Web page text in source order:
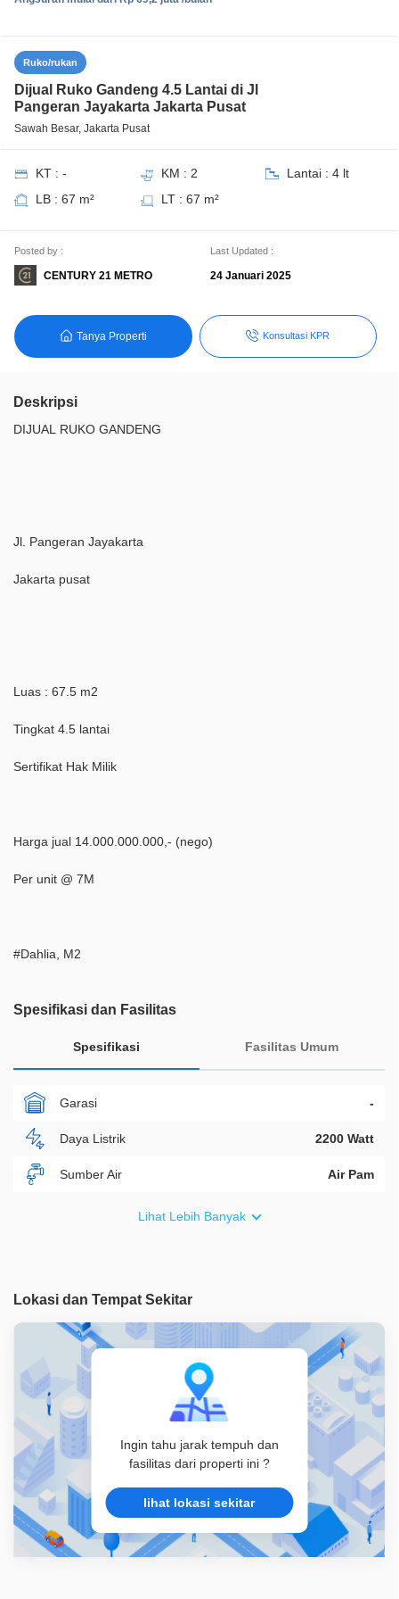
Ruko/rukan
Dijual Ruko Gandeng 4.5 Lantai di Jl
Pangeran Jayakarta Jakarta Pusat
Sawah Besar, Jakarta Pusat
KT : - KM : 2
Lantai : 4 lt
LB : 67 m²
LT : 67 m²
Posted by :
CENTURY 21 METRO
Last Updated :
24 Januari 2025
Tanya Properti Konsultasi KPR
Deskripsi
DIJUAL RUKO GANDENG
Jl. Pangeran Jayakarta
Jakarta pusat
Luas : 67.5 m2
Tingkat 4.5 lantai
Sertifikat Hak Milik
Harga jual 14.000.000.000,- (nego)
Per unit @ 7M
#Dahlia, M2
Spesifikasi dan Fasilitas
Spesifikasi Fasilitas Umum
Garasi -
Daya Listrik 2200 Watt
Sumber Air Air Pam
Lihat Lebih Banyak
Lokasi dan Tempat Sekitar
Ingin tahu jarak tempuh dan
fasilitas dari properti ini ?
lihat lokasi sekitar